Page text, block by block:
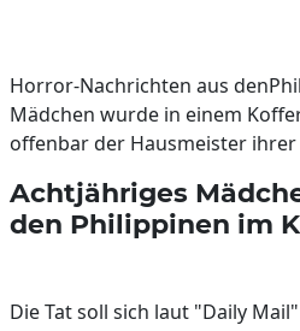
Horror-Nachrichten aus
Mädchen wurde in einem
offenbar der Hausmeister ihrer
Achtjähriges
den Philippinen im
Die Tat soll sich laut "Daily